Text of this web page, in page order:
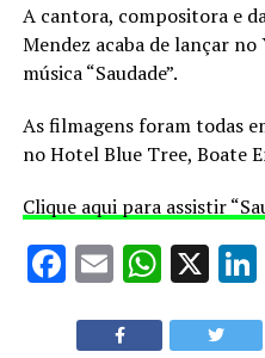
A cantora, compositora e
Mendez acaba de lançar
música “Saudade”.
As filmagens foram todas
no Hotel Blue Tree, Boate
Clique aqui para assistir
Facebook
EmailX